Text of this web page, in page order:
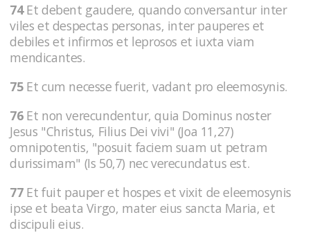
74Et debent gaudere, quando conversantur inter
viles et despectas personas, inter pauperes et
debiles et infirmos et leprosos et iuxta viam
mendicantes.
75Et cum necesse fuerit, vadant pro eleemosynis.
76Et non verecundentur, quia Dominus noster
Jesus "Christus, Filius Dei vivi" (Joa 11,27)
omnipotentis, "posuit faciem suam ut petram
durissimam" (Is 50,7) nec verecundatus est.
77Et fuit pauper et hospes et vixit de eleemosynis
ipse et beata Virgo, mater eius sancta Maria, et
discipuli eius.